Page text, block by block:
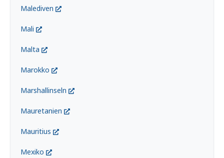
Malediven
Mali
Malta
Marokko
Marshallinseln
Mauretanien
Mauritius
Mexiko